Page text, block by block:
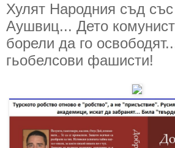
Хулят Народния съд със
Аушвиц... Дето
борели да го
гьобелсови фашисти!